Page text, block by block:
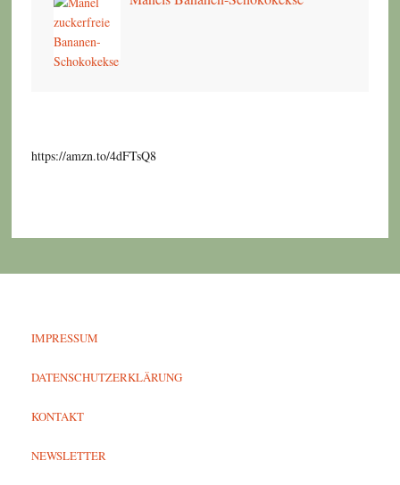
https://amzn.to/4dFTsQ8
IMPRESSUM
DATENSCHUTZERKLÄRUNG
KONTAKT
NEWSLETTER